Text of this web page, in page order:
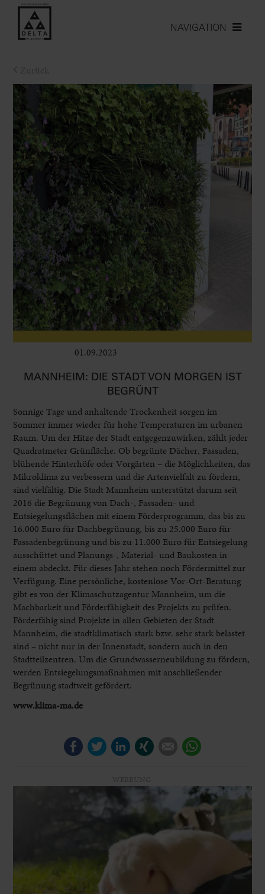
NAVIGATION
01.09.2023
MANNHEIM: DIE STADT VON MORGEN IST
BEGRÜNT
Sonnige Tage und anhaltende Trockenheit sorgen im
Sommer immer wieder für hohe Temperaturen im urbanen
Raum. Um der Hitze der Stadt entgegenzuwirken, zählt jeder
Quadratmeter Grünfläche. Ob begrünte Dächer, Fassaden,
blühende Hinterhöfe oder Vorgärten – die Möglichkeiten, das
Mikroklima zu verbessern und die Artenvielfalt zu fördern,
sind vielfältig. Die Stadt Mannheim unterstützt darum seit
2016 die Begrünung von Dach-, Fassaden- und
Entsiegelungsflächen mit einem Förderprogramm, das bis zu
16.000 Euro für Dachbegrünung, bis zu 25.000 Euro für
Fassadenbegrünung und bis zu 11.000 Euro für Entsiegelung
ausschüttet und Planungs-, Material- und Baukosten in
einem abdeckt. Für dieses Jahr stehen noch Fördermittel zur
Verfügung. Eine persönliche, kostenlose Vor-Ort-Beratung
gibt es von der Klimaschutzagentur Mannheim, um die
Machbarkeit und Förderfähigkeit des Projekts zu prüfen.
Förderfähig sind Projekte in allen Gebieten der Stadt
Mannheim, die stadtklimatisch stark bzw. sehr stark belastet
sind – nicht nur in der Innenstadt, sondern auch in den
Stadtteilzentren. Um die Grundwasserneubildung zu fördern,
werden Entsiegelungsmaßnahmen mit anschließender
Begrünung stadtweit gefördert.
www.klima-ma.de
FacebookTwitterLinkedIn E-mail